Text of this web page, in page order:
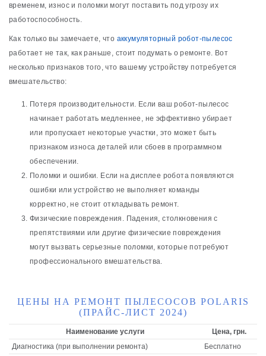
временем, износ и поломки могут поставить под угрозу их
работоспособность.
Как только вы замечаете, что аккумуляторный робот-пылесос
работает не так, как раньше, стоит подумать о ремонте. Вот
несколько признаков того, что вашему устройству потребуется
вмешательство:
Потеря производительности. Если ваш робот-пылесос
начинает работать медленнее, не эффективно убирает
или пропускает некоторые участки, это может быть
признаком износа деталей или сбоев в программном
обеспечении.
Поломки и ошибки. Если на дисплее робота появляются
ошибки или устройство не выполняет команды
корректно, не стоит откладывать ремонт.
Физические повреждения. Падения, столкновения с
препятствиями или другие физические повреждения
могут вызвать серьезные поломки, которые потребуют
профессионального вмешательства.
ЦЕНЫ НА РЕМОНТ ПЫЛЕСОСОВ POLARIS
(ПРАЙС-ЛИСТ 2024)
Наименование услуги
Цена, грн.
Диагностика (при выполнении ремонта)
Бесплатно